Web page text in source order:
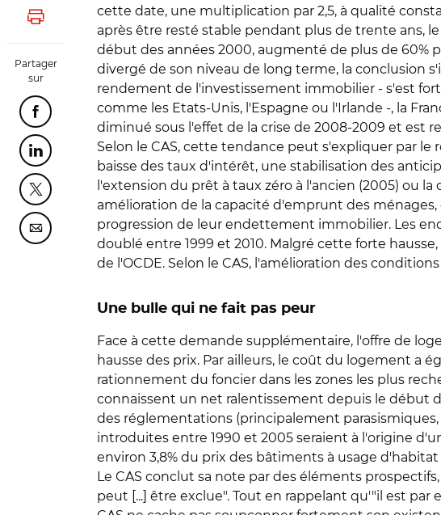
Lancer l'impression
Partager
sur
Partager cette page sur Facebook
Partager cette page sur Linkedin
Partager cette page sur Twitter
Partager cette page sur Courriel
cette date, une multiplication par 2,5, à qualité
après être resté stable pendant plus de trente ans,
début des années 2000, augmenté de plus de 60%
divergé de son niveau de long terme, la conclusion
rendement de l'investissement immobilier - s'est
comme les Etats-Unis, l'Espagne ou l'Irlande -, la
diminué sous l'effet de la crise de 2008-2009 et est
Selon le CAS, cette tendance peut s'expliquer par le
baisse des taux d'intérêt, une stabilisation des
l'extension du prêt à taux zéro à l'ancien (2005) ou
amélioration de la capacité d'emprunt des
progression de leur endettement immobilier. Les
doublé entre 1999 et 2010. Malgré cette forte
de l'OCDE. Selon le CAS, l'amélioration des
Une bulle qui ne fait pas peur
Face à cette demande supplémentaire, l'offre de
hausse des prix. Par ailleurs, le coût du logement a
rationnement du foncier dans les zones les plus
connaissent un net ralentissement depuis le début
des réglementations (principalement
introduites entre 1990 et 2005 seraient à l'origine
environ 3,8% du prix des bâtiments à usage
Le CAS conclut sa note par des éléments
peut [...] être exclue". Tout en rappelant qu'"il est